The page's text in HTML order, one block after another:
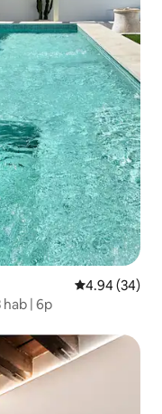
Calificación
4.94 (34)
hab | 6p